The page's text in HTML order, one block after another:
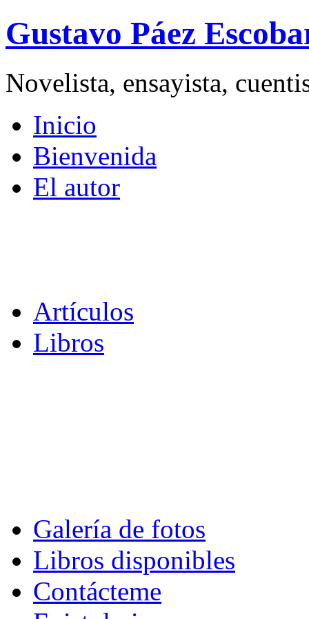
Gustavo Páez
Novelista, ensayista,
Inicio
Bienvenida
El autor
Artículos
Libros
Galería de fotos
Libros disponibles
Contácteme